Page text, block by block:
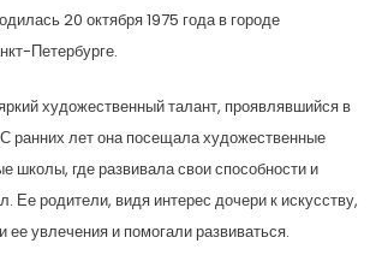
20 октября 1975 года в городе
Петербурге.
художественный талант, проявлявшийся в
ранних лет она посещала художественные
школы, где развивала свои способности и
Ее родители, видя интерес дочери к искусству,
ее увлечения и помогали развиваться.